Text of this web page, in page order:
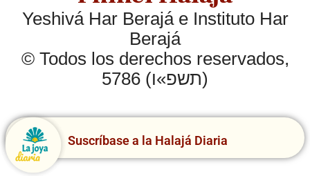
Yeshivá Har Berajá e Instituto Har
Berajá
© Todos los derechos reservados,
5786 (תשפ»ו)
Suscríbase a la Halajá Diaria